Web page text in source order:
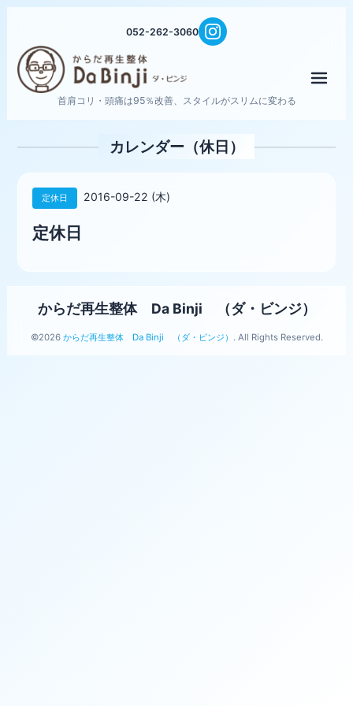
052-262-3060
首肩コリ・頭痛は95％改善、スタイルがスリムに変わる
カレンダー（休日）
定休日 2016-09-22 (木)
定休日
からだ再生整体 Da Binji （ダ・ビンジ）
©2026 からだ再生整体 Da Binji （ダ・ビンジ） . All Rights Reserved.